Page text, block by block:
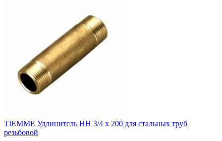
TIEMME Удлинитель НН 3/4 х 200 для стальных труб
резьбовой